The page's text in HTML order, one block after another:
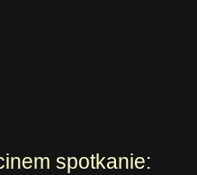
spotkanie: